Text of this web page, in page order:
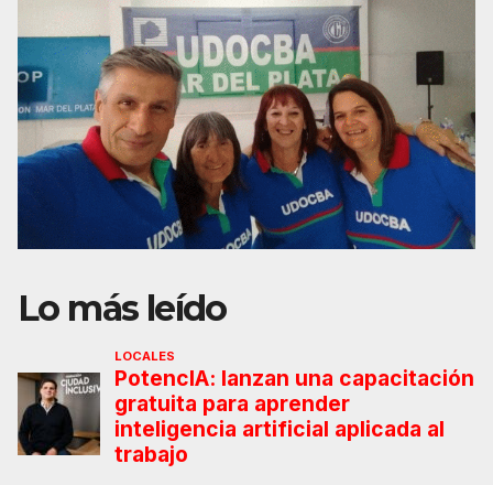
Lo más leído